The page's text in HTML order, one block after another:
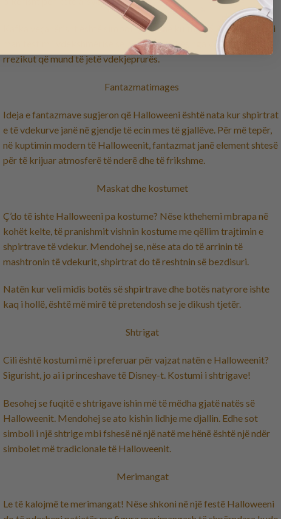
Kafka veçanërisht është simbol në shumë kultura, duke shërbyer si
manifestim i vdekshmërisë së njerëzve, frikës nga vdekja ose
rrezikut që mund të jetë vdekjeprurës.
Fantazmatimages
Ideja e fantazmave sugjeron që Halloweeni është nata kur shpirtrat
e të vdekurve janë në gjendje të ecin mes të gjallëve. Për më tepër,
në kuptimin modern të Halloweenit, fantazmat janë element shtesë
për të krijuar atmosferë të nderë dhe të frikshme.
Maskat dhe kostumet
Ç’do të ishte Halloweeni pa kostume? Nëse kthehemi mbrapa në
kohët kelte, të pranishmit vishnin kostume me qëllim trajtimin e
shpirtrave të vdekur. Mendohej se, nëse ata do të arrinin të
mashtronin të vdekurit, shpirtrat do të reshtnin së bezdisuri.
Natën kur veli midis botës së shpirtrave dhe botës natyrore ishte
kaq i hollë, është më mirë të pretendosh se je dikush tjetër.
Shtrigat
Cili është kostumi më i preferuar për vajzat natën e Halloweenit?
Sigurisht, jo ai i princeshave të Disney-t. Kostumi i shtrigave!
Besohej se fuqitë e shtrigave ishin më të mëdha gjatë natës së
Halloweenit. Mendohej se ato kishin lidhje me djallin. Edhe sot
simboli i një shtrige mbi fshesë në një natë me hënë është një ndër
simbolet më tradicionale të Halloweenit.
Merimangat
Le të kalojmë te merimangat! Nëse shkoni në një festë Halloweeni